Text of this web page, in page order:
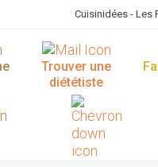
Cuisinidées - Les
Trouver une
diététiste